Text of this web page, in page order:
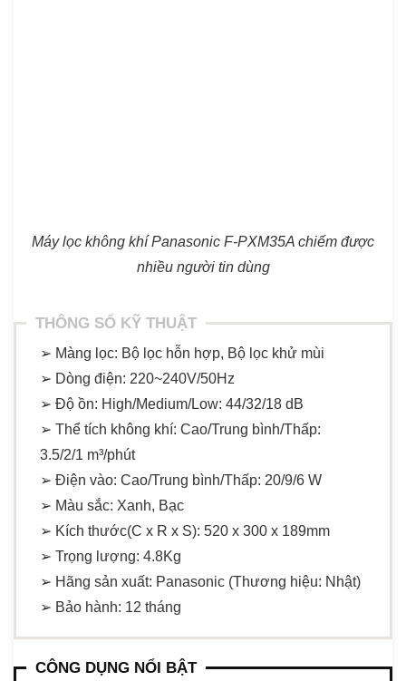
Máy lọc không khí Panasonic F-PXM35A chiếm được
nhiều người tin dùng
THÔNG SỐ KỸ THUẬT
➢ Màng lọc: Bộ lọc hỗn hợp, Bộ lọc khử mùi
➢ Dòng điện: 220~240V/50Hz
➢ Độ ồn: High/Medium/Low: 44/32/18 dB
➢ Thể tích không khí: Cao/Trung bình/Thấp:
3.5/2/1 m³/phút
➢ Điện vào: Cao/Trung bình/Thấp: 20/9/6 W
➢ Màu sắc: Xanh, Bạc
➢ Kích thước(C x R x S): 520 x 300 x 189mm
➢ Trọng lượng: 4.8Kg
➢ Hãng sản xuất: Panasonic (Thương hiệu: Nhật)
➢ Bảo hành: 12 tháng
CÔNG DỤNG NỔI BẬT